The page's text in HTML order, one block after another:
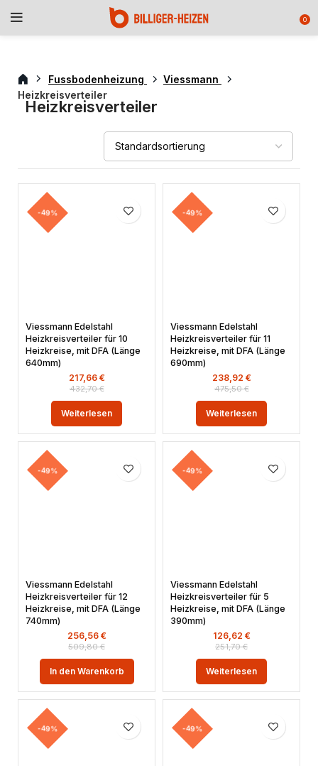
0
Fussbodenheizung
Viessmann
Heizkreisverteiler
Heizkreisverteiler
-49%
Viessmann Edelstahl
Heizkreisverteiler für 10
Heizkreise, mit DFA (Länge
640mm)
432,70€
217,66 €
Weiterlesen
-49%
Viessmann Edelstahl
Heizkreisverteiler für 11
Heizkreise, mit DFA (Länge
690mm)
475,50€
238,92 €
Weiterlesen
-49%
Viessmann Edelstahl
Heizkreisverteiler für 12
Heizkreise, mit DFA (Länge
740mm)
509,80€
256,56 €
In den Warenkorb
-49%
Viessmann Edelstahl
Heizkreisverteiler für 5
Heizkreise, mit DFA (Länge
390mm)
251,70€
126,62 €
Weiterlesen
-49% -49%